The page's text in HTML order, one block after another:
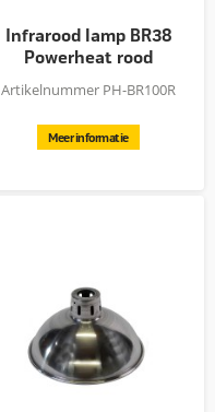
Infrarood lamp BR38
Powerheat rood
Artikelnummer PH-BR100R
Meer informatie